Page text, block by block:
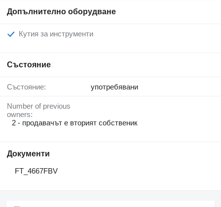
Допълнително оборудване
Кутия за инструменти
Състояние
Състояние: употребявани
Number of previous
owners:
2 - продавачът е вторият собственик
Документи
FT_4667FBV